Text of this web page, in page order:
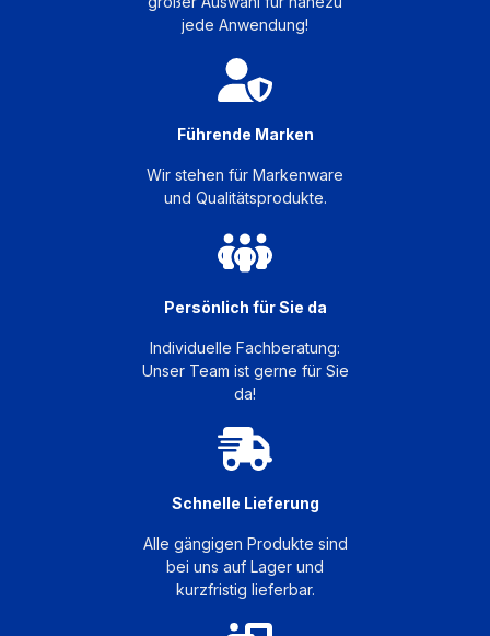
jede Anwendung!
Führende Marken
Wir stehen für Markenware
und Qualitätsprodukte.
Persönlich für Sie da
Individuelle Fachberatung:
Unser Team ist gerne für Sie
da!
Schnelle Lieferung
Alle gängigen Produkte sind
bei uns auf Lager und
kurzfristig lieferbar.